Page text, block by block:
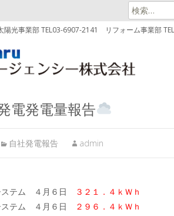
検
索:
陽光事業部 TEL03-6907-2141 リフォーム事業部
電発電量報告
自社発電報告 admin
テム ４月６日
３２１．４ｋＷｈ
テム ４月６日
２９６．４ｋＷｈ